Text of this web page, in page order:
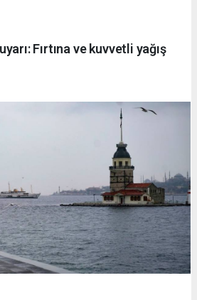
Fırtına ve kuvvetli yağış